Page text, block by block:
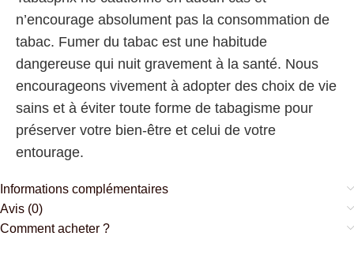
n’encourage absolument pas la consommation de
tabac. Fumer du tabac est une habitude
dangereuse qui nuit gravement à la santé. Nous
encourageons vivement à adopter des choix de vie
sains et à éviter toute forme de tabagisme pour
préserver votre bien-être et celui de votre
entourage.
Informations complémentaires
Avis (0)
Comment acheter ?